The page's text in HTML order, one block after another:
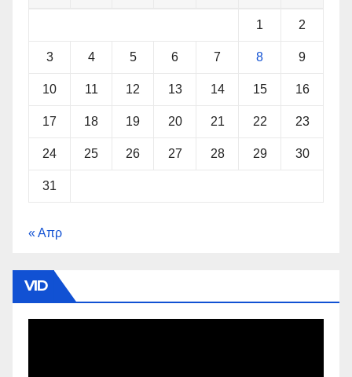
1 2
3 4 5 6 7 8 9
10 11 12 13 14 15 16
17 18 19 20 21 22 23
24 25 26 27 28 29 30
31
« Απρ
VID